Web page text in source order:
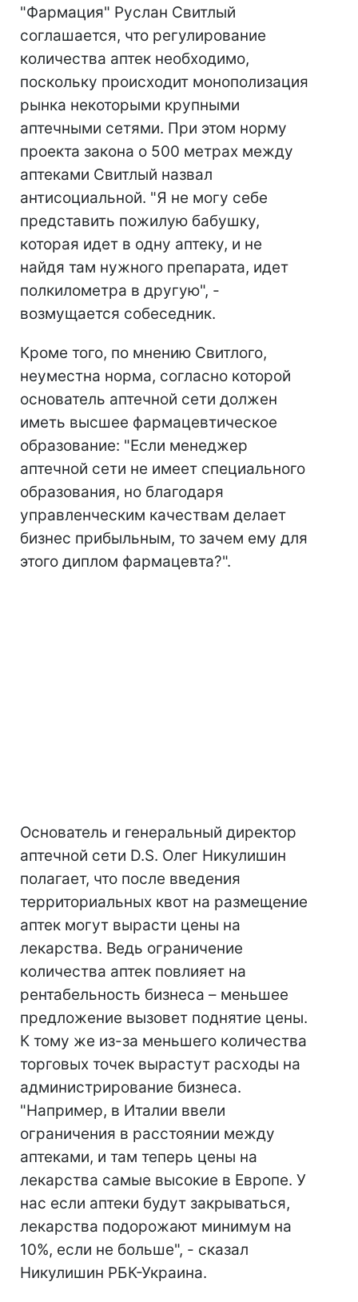
"Фармация" Руслан Свитлый
соглашается, что регулирование
количества аптек необходимо,
поскольку происходит монополизация
рынка некоторыми крупными
аптечными сетями. При этом норму
проекта закона о 500 метрах между
аптеками Свитлый назвал
антисоциальной. "Я не могу себе
представить пожилую бабушку,
которая идет в одну аптеку, и не
найдя там нужного препарата, идет
полкилометра в другую", -
возмущается собеседник.
Кроме того, по мнению Свитлого,
неуместна норма, согласно которой
основатель аптечной сети должен
иметь высшее фармацевтическое
образование: "Если менеджер
аптечной сети не имеет специального
образования, но благодаря
управленческим качествам делает
бизнес прибыльным, то зачем ему для
этого диплом фармацевта?".
Основатель и генеральный директор
аптечной сети D.S. Олег Никулишин
полагает, что после введения
территориальных квот на размещение
аптек могут вырасти цены на
лекарства. Ведь ограничение
количества аптек повлияет на
рентабельность бизнеса – меньшее
предложение вызовет поднятие цены.
К тому же из-за меньшего количества
торговых точек вырастут расходы на
администрирование бизнеса.
"Например, в Италии ввели
ограничения в расстоянии между
аптеками, и там теперь цены на
лекарства самые высокие в Европе. У
нас если аптеки будут закрываться,
лекарства подорожают минимум на
10%, если не больше", - сказал
Никулишин РБК-Украина.